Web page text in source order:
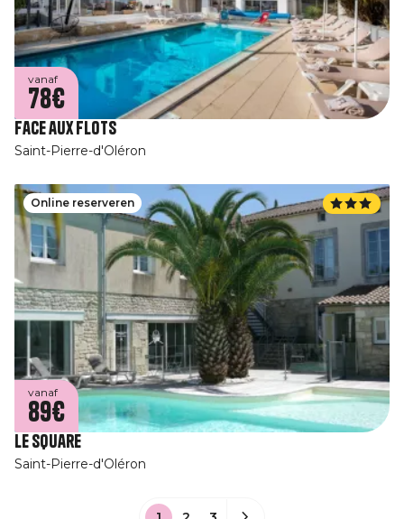
vanaf
78€
Face aux flots
Saint-Pierre-d'Oléron
Online reserveren
vanaf
89€
Le Square
Saint-Pierre-d'Oléron